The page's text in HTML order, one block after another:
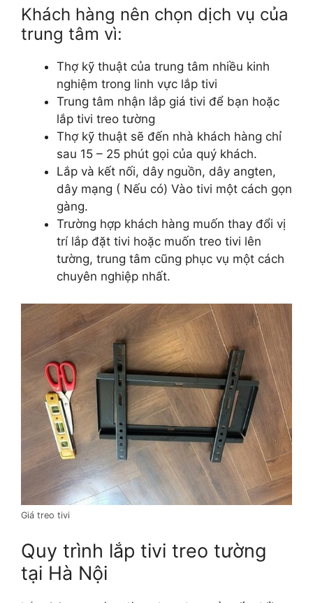
Khách hàng nên chọn dịch vụ của
trung tâm vì:
Thợ kỹ thuật của trung tâm nhiều kinh
nghiệm trong linh vực lắp tivi
Trung tâm nhận lắp giá tivi để bạn hoặc
lắp tivi treo tường
Thợ kỹ thuật sẽ đến nhà khách hàng chỉ
sau 15 – 25 phút gọi của quý khách.
Lắp và kết nối, dây nguồn, dây angten,
dây mạng ( Nếu có) Vào tivi một cách gọn
gàng.
Trường hợp khách hàng muốn thay đổi vị
trí lắp đặt tivi hoặc muốn treo tivi lên
tường, trung tâm cũng phục vụ một cách
chuyên nghiệp nhất.
Giá treo tivi
Quy trình lắp tivi treo tường
tại Hà Nội